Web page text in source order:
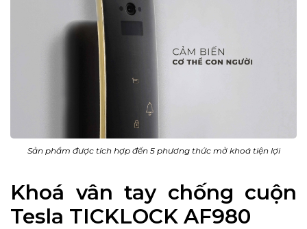
Sản phẩm được tích hợp đến 5 phương thức mở khoá tiện lợi
Khoá vân tay chống cuộn
Tesla TICKLOCK AF980